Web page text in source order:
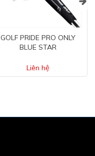
GOLF PRIDE PRO ONLY
BLUE STAR
Liên hệ